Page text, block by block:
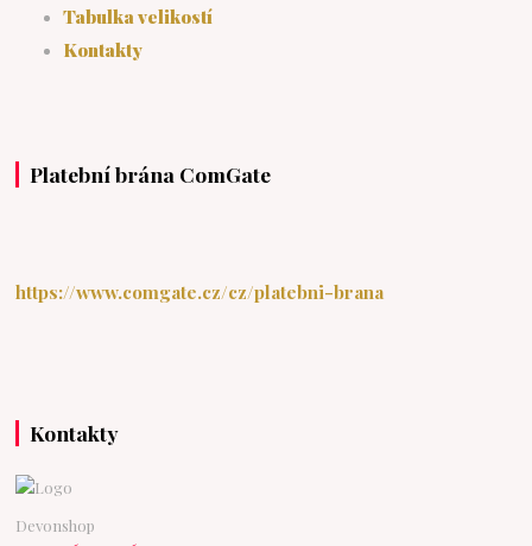
Tabulka velikostí
Kontakty
Platební brána ComGate
https://www.comgate.cz/cz/platebni-brana
Kontakty
Devonshop